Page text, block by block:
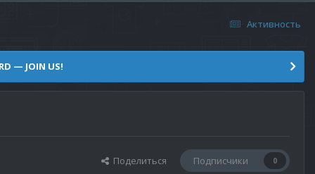
Активность
— JOIN US!
Поделиться Подписчики 0